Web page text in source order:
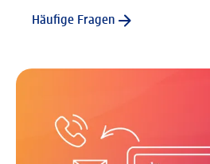
Häufige Fragen